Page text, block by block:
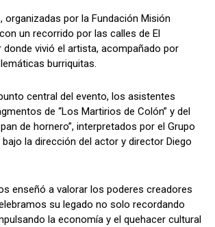
organizadas por la Fundación Misión
un recorrido por las calles de El
donde vivió el artista, acompañado por
burriquitas.
central del evento, los asistentes
de “Los Martirios de Colón” y del
de hornero”, interpretados por el Grupo
la dirección del actor y director Diego
enseñó a valorar los poderes creadores
su legado no solo recordando
la economía y el quehacer cultural